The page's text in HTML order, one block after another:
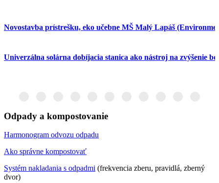
Novostavba prístrešku, eko učebne MŠ Malý Lapáš
Univerzálna solárna dobíjacia stanica ako nástroj na zvýšenie
Odpady a kompostovanie
Harmonogram odvozu odpadu
Ako správne kompostovať
Systém nakladania s odpadmi (frekvencia zberu, pravidlá, zberný
dvor)